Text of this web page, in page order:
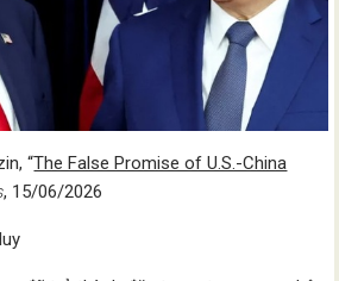
“The False Promise of U.S.-China
, 15/06/2026